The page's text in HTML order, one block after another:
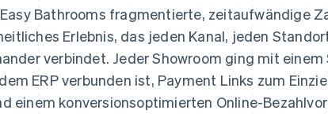
Bathrooms fragmentierte, zeitaufwändige
Erlebnis, das jeden Kanal, jeden
verbindet. Jeder Showroom ging mit
ERP verbunden ist, Payment Links zum
einem konversionsoptimierten Online-